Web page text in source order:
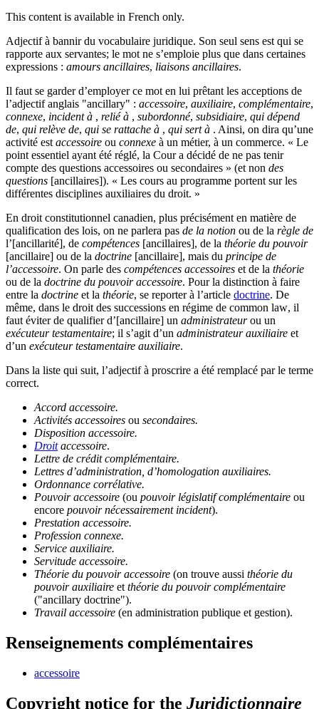
This content is available in French only.
Adjectif à bannir du vocabulaire juridique. Son seul sens est qui se
rapporte aux servantes; le mot ne s’emploie plus que dans certaines
expressions : amours ancillaires, liaisons ancillaires.
Il faut se garder d’employer ce mot en lui prêtant les acceptions de
l’adjectif anglais "ancillary" : accessoire, auxiliaire, complémentaire,
connexe, incident à , relié à , subordonné, subsidiaire, qui dépend
de, qui relève de, qui se rattache à , qui sert à . Ainsi, on dira qu’une
activité est accessoire ou connexe à un métier, à un commerce. « Le
point essentiel ayant été réglé, la Cour a décidé de ne pas tenir
compte des questions accessoires ou secondaires » (et non des
questions [ancillaires]). « Les cours au programme portent sur les
différentes disciplines auxiliaires du droit. »
En droit constitutionnel canadien, plus précisément en matière de
qualification des lois, on ne parlera pas de la notion ou de la règle de
l’[ancillarité], de compétences [ancillaires], de la théorie du pouvoir
[ancillaire] ou de la doctrine [ancillaire], mais du principe de
l’accessoire. On parle des compétences accessoires et de la théorie
ou de la doctrine du pouvoir accessoire. Pour la distinction à faire
entre la doctrine et la théorie, se reporter à l’article doctrine. De
même, dans le droit des successions en régime de common law, il
faut éviter de qualifier d’[ancillaire] un administrateurou un
exécuteur testamentaire; il s’agit d’un administrateur auxiliaire et
d’un exécuteur testamentaire auxiliaire.
Dans la liste qui suit, l’adjectif à proscrire a été remplacé par le terme
correct.
Accord accessoire.
Activités accessoires ou secondaires.
Disposition accessoire.
Droitaccessoire.
Lettre de crédit complémentaire.
Lettres d’administration, d’homologation auxiliaires.
Ordonnance corrélative.
Pouvoir accessoire (ou pouvoir législatif complémentaire ou
encore pouvoir nécessairement incident).
Prestation accessoire.
Profession connexe.
Service auxiliaire.
Servitude accessoire.
Théorie du pouvoir accessoire (on trouve aussi théorie du
pouvoir auxiliaire et théorie du pouvoir complémentaire
("ancillary doctrine").
Travail accessoire (en administration publique et gestion).
Renseignements complémentaires
accessoire
Copyright notice for the Juridictionnaire